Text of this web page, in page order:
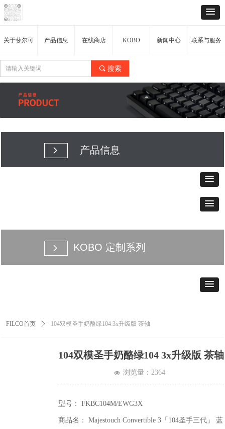
끠 搜索
关于斐尔可 产品信息 在线商店 KOBO 新闻中心 联系与服务
FILCO首页 ꄲ 104双模圣手奶酪绿104 3x升级版 茶轴
104双模圣手奶酪绿104 3x升级版 茶轴
型号： FKBC104M/EWG3X
商品名： Majestouch Convertible 3「104圣手三代」 蓝
넶 浏览量： 2364
产品信息
넲
KOBO 定制系列
넲